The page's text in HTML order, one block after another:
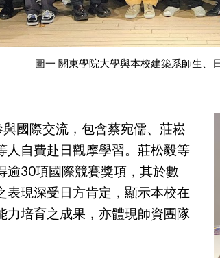
圖一 關東學院大學與本校建築系師生、
國際交流，包含蔡宛儒、莊崧
人自費赴日觀摩學習。莊松毅等
逾30項國際競賽獎項，其於數
表現深受日方肯定，顯示本校在
力培育之成果，亦體現師資團隊